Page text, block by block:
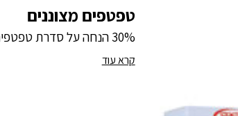
טפטפים מצוננים
30% הנחה על סדרת טפטפים למצוננים
קרא עוד